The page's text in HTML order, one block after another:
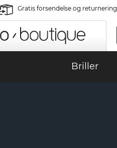
Gratis forsendelse og returnering
Briller